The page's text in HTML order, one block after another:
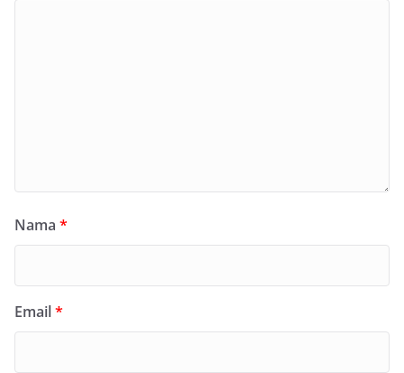
Nama *
Email*